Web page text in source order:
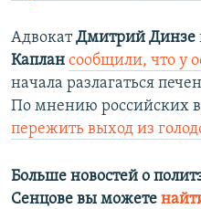
АдвокатДмитрий Динзе
Каплан сообщили, что у
начала разлагаться
По мнению российских
пережить выход из
Больше новостей о
Сенцове вы можете